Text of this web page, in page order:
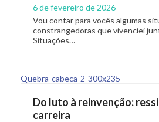
6 de fevereiro de 2026
Vou contar para vocês algumas
constrangedoras que vivenciei
Situações…
Do luto à reinvenção:
carreira